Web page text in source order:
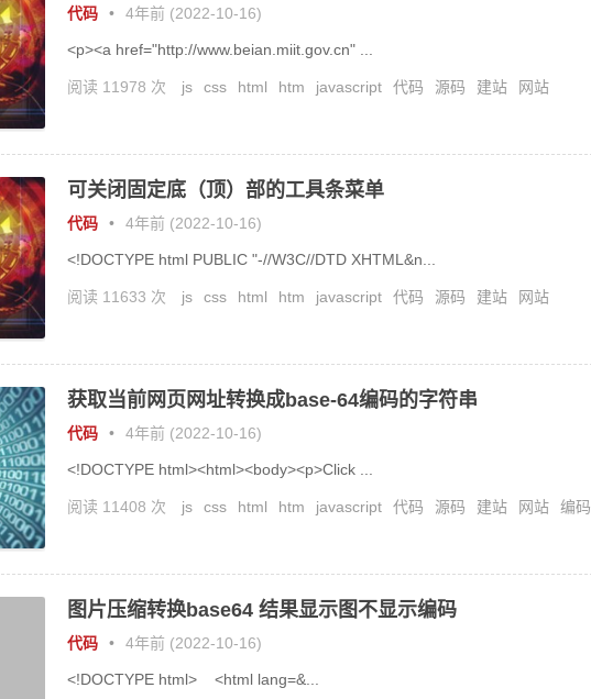
代码 • 4年前 (2022-10-16)
<p><a href="http://www.beian.miit.gov.cn" ...
阅读 11978 次 js css html htm javascript 代码 源码 建站 网站
可关闭固定底（顶）部的工具条菜单
代码 • 4年前 (2022-10-16)
<!DOCTYPE html PUBLIC "-//W3C//DTD XHTML&n...
阅读 11633 次 js css html htm javascript 代码 源码 建站 网站
获取当前网页网址转换成base-64编码的字符串
代码 • 4年前 (2022-10-16)
<!DOCTYPE html><html><body><p>Click ...
阅读 11408 次 js css html htm javascript 代码 源码 建站 网站 编码
图片压缩转换base64 结果显示图不显示编码
代码 • 4年前 (2022-10-16)
<!DOCTYPE html> <html lang=&...